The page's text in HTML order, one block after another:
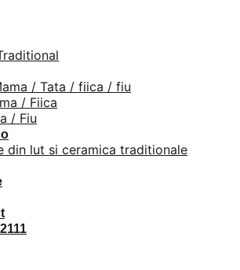
/ Tata / fiica / fiu
/ Fiica
/ Fiu
din lut si ceramica traditionale